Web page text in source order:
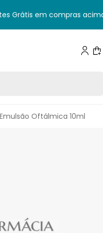
Grátis em compras
Oftálmica 10ml